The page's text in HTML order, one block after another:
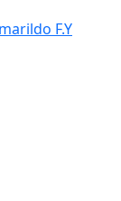
F.Y